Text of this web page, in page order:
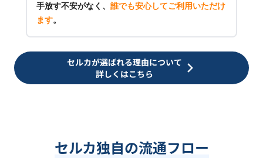
手放す不安がなく、 誰でも安心してご利用いただけ
ます。
セルカが選ばれる理由について
詳しくはこちら
セルカ独自の流通フロー